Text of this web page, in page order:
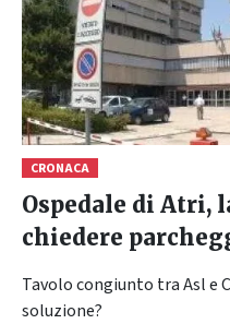
CRONACA
Ospedale di Atri,
chiedere
Tavolo congiunto tra Asl e
soluzione?